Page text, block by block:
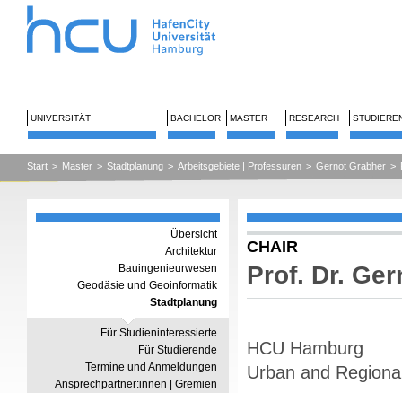
UNIVERSITÄT BACHELOR MASTER RESEARCH
Start > Master > Stadtplanung > Arbeitsgebiete | Professuren > Gernot Grabher >
Übersicht
Architektur
Bauingenieurwesen
Geodäsie und Geoinformatik
Stadtplanung
Für Studieninteressierte
Für Studierende
Termine und Anmeldungen
Ansprechpartner:innen | Gremien
CHAIR
Prof. Dr.
HCU Hamburg
Urban and